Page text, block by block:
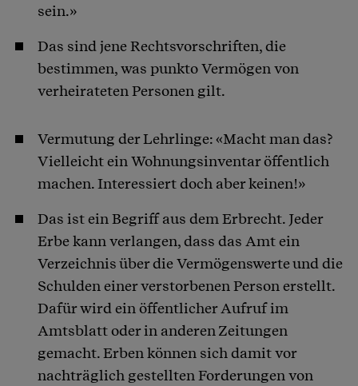
sein.»
Das sind jene Rechtsvorschriften, die
bestimmen, was punkto Vermögen von
verheirateten Personen gilt.
Vermutung der Lehrlinge: «Macht man das?
Vielleicht ein Wohnungsinventar öffentlich
machen. Interessiert doch aber keinen!»
Das ist ein Begriff aus dem Erbrecht. Jeder
Erbe kann verlangen, dass das Amt ein
Verzeichnis über die Vermögenswerte und die
Schulden einer verstorbenen Person erstellt.
Dafür wird ein öffentlicher Aufruf im
Amtsblatt oder in anderen Zeitungen
gemacht. Erben können sich damit vor
nachträglich gestellten Forderungen von